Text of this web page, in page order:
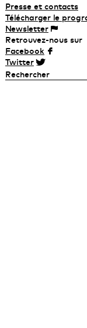
Presse et contacts
Télécharger le
Newsletter
Retrouvez-nous sur
Facebook
Twitter